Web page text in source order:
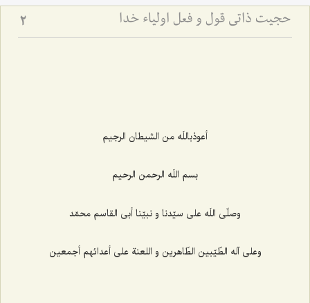
حجیت ذاتی قول و فعل اولیاء خدا 2
أعوذباللَه من الشيطان الرجيم‌
بسم اللَه الرحمن الرحيم‌
وصلّى اللَه على سيّدنا و نبيّنا أبى القاسم محمّد
وعلى آله الطّيّبين الطّاهرين و اللعنة على أعدائهم أجمعين‌